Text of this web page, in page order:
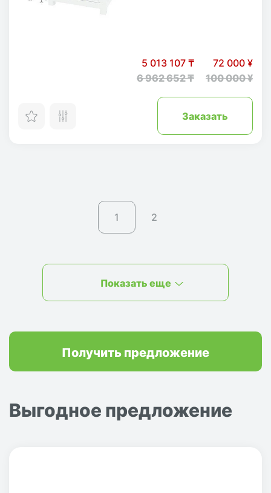
5 013 107 ₸
6 962 652 ₸
72 000 ¥
100 000 ¥
Заказать
Показать еще
1 2
Получить предложение
Выгодное предложение